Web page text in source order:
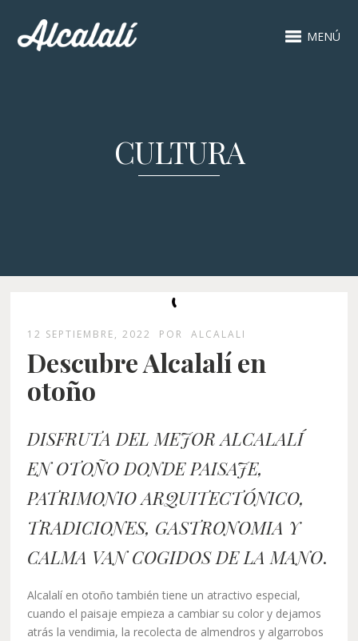
MENÚ
CULTURA
12 SEPTIEMBRE, 2022 POR ALCALALI
Descubre Alcalalí en
otoño
DISFRUTA DEL MEJOR ALCALALÍ
EN OTOÑO DONDE PAISAJE,
PATRIMONIO ARQUITECTÓNICO,
TRADICIONES, GASTRONOMIA Y
CALMA VAN COGIDOS DE LA MANO.
Alcalalí en otoño también tiene un atractivo especial,
cuando el paisaje empieza a cambiar su color y dejamos
atrás la vendimia, la recolecta de almendros y algarrobos